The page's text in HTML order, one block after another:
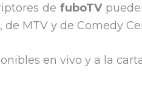
de fuboTV
MTV y de Comedy
en vivo y a la